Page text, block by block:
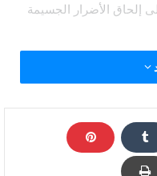
إلحاق الأضرار الجسيمة
الطيار أشرف أبواليسر